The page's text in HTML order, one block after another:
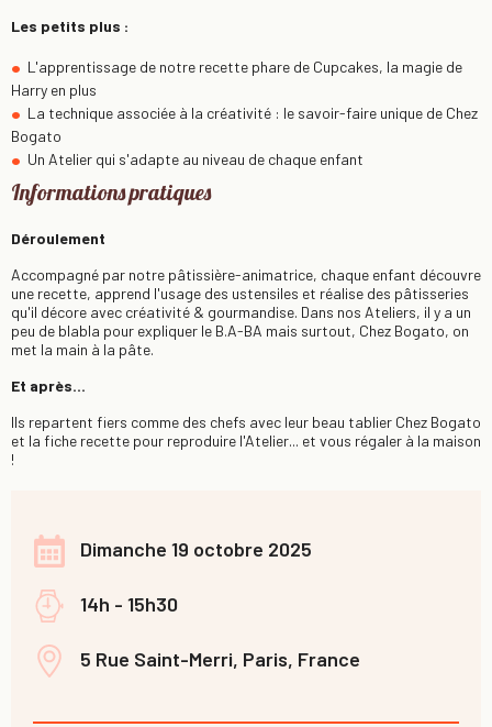
Les petits plus :
L'apprentissage de notre recette phare de Cupcakes, la magie de
Harry en plus
La technique associée à la créativité : le savoir-faire unique de Chez
Bogato
Un Atelier qui s'adapte au niveau de chaque enfant
Informations pratiques
Déroulement
Accompagné par notre pâtissière-animatrice, chaque enfant découvre
une recette, apprend l'usage des ustensiles et réalise des pâtisseries
qu'il décore avec créativité & gourmandise. Dans nos Ateliers, il y a un
peu de blabla pour expliquer le B.A-BA mais surtout, Chez Bogato, on
met la main à la pâte.
Et après...
Ils repartent fiers comme des chefs avec leur beau tablier Chez Bogato
et la fiche recette pour reproduire l'Atelier... et vous régaler à la maison
!
Dimanche 19 octobre 2025
14h - 15h30
5 Rue Saint-Merri, Paris, France